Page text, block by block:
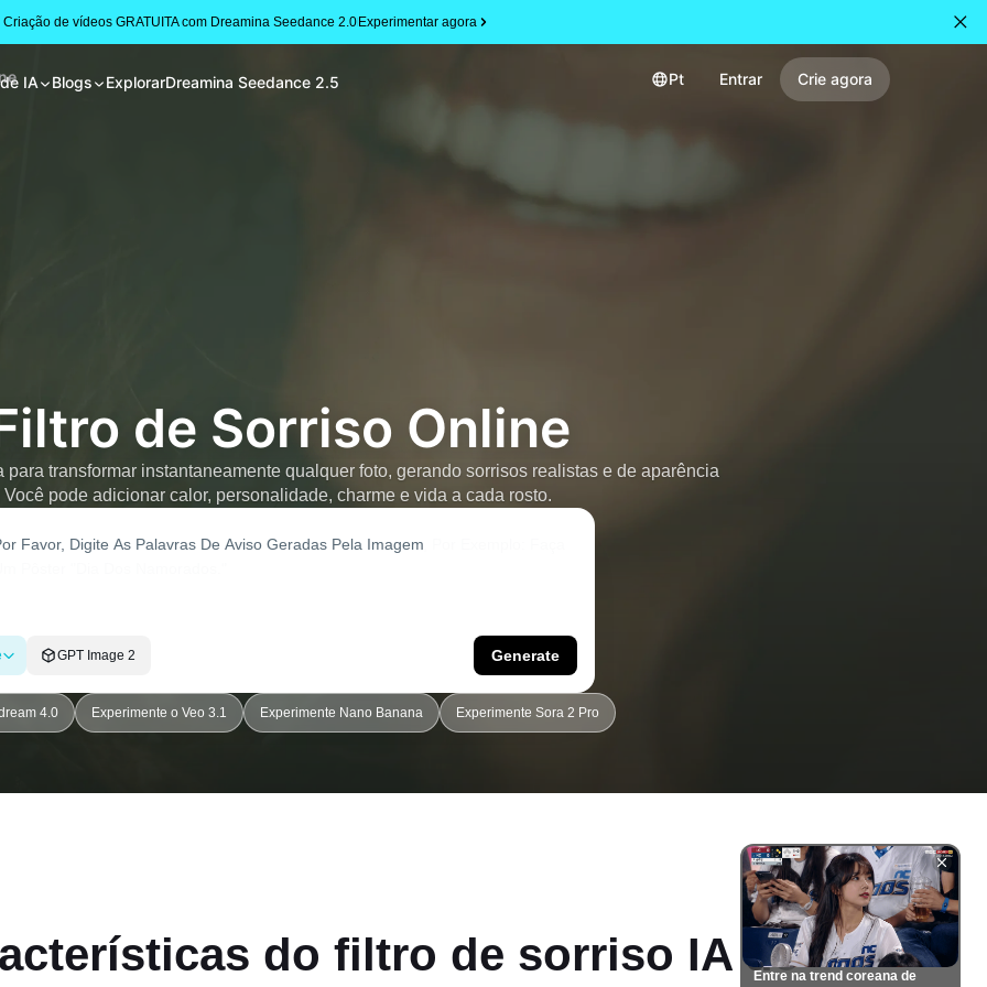
Criação de vídeos GRATUITA com Dreamina Seedance 2.0Experimentar agora
IA Blogs ExplorarDreamina Seedance 2.5 Pt Entrar Crie agora
de Sorriso Online
para transformar instantaneamente qualquer foto, gerando sorrisos realistas e de aparência
Você pode adicionar calor, personalidade, charme e vida a cada rosto.
GPT Image 2 Generate
4.0 Experimente o Veo 3.1 Experimente Nano Banana Experimente Sora 2 Pro
do filtro de sorriso IA deEntre na trend coreana de